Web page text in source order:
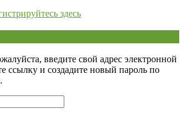
здесь
введите свой адрес электронной
ссылку и создадите новый пароль по